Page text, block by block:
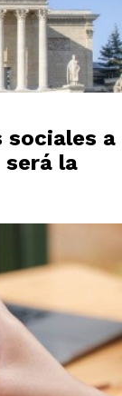
sociales a
será la